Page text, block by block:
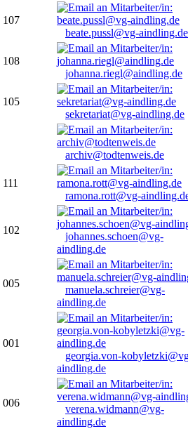
107
beate.pussl@vg-aindling.de
108
johanna.riegl@aindling.de
105
sekretariat@vg-aindling.de
archiv@todtenweis.de
111
ramona.rott@vg-
102
johannes.schoen@vg-
aindling.de
005
manuela.schreier@vg-
aindling.de
001
georgia.von-
aindling.de
006
verena.widmann@vg-
aindling.de